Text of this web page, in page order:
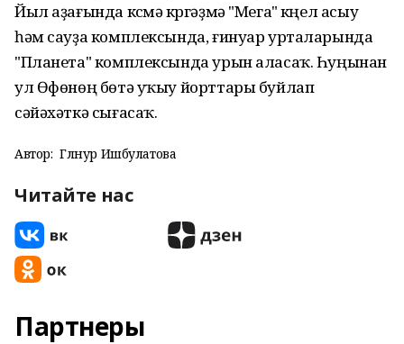
Йыл аҙағында күсмә күргәҙмә "Мега" күңел асыу
һәм сауҙа комплексында, ғинуар урталарында
"Планета" комплексында урын аласаҡ. Һуңынан
ул Өфөнөң бөтә уҡыу йорттары буйлап
сәйәхәткә сығасаҡ.
Автор: Гөлнур Ишбулатова
Читайте нас
Партнеры